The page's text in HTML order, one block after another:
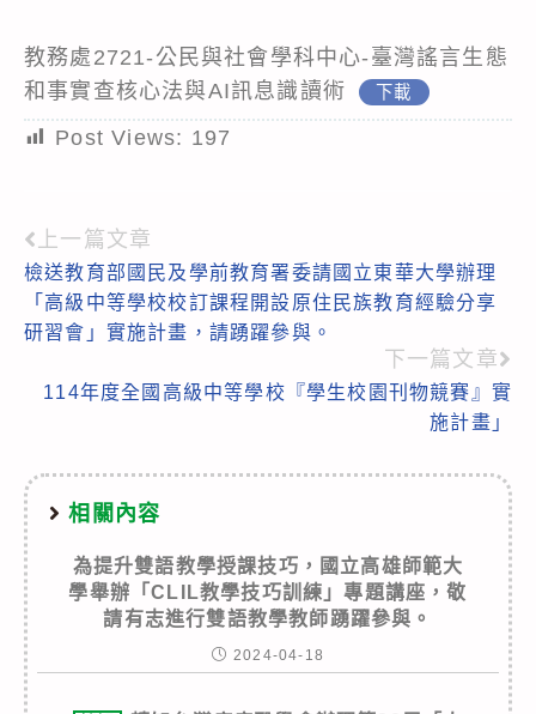
教務處2721-公民與社會學科中心-臺灣謠言生態
和事實查核心法與AI訊息識讀術
下載
Post Views: 197
Read
more
articles
上一篇文章
檢送教育部國民及學前教育署委請國立東華大學辦理
「高級中等學校校訂課程開設原住民族教育經驗分享
研習會」實施計畫，請踴躍參與。
下一篇文章
114年度全國高級中等學校『學生校園刊物競賽』實
施計畫」
相關內容
為提升雙語教學授課技巧，國立高雄師範大
學舉辦「CLIL教學技巧訓練」專題講座，敬
請有志進行雙語教學教師踴躍參與。
2024-04-18